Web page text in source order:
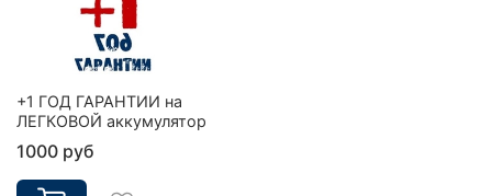
+1 ГОД ГАРАНТИИ на
ЛЕГКОВОЙ аккумулятор
1000 руб